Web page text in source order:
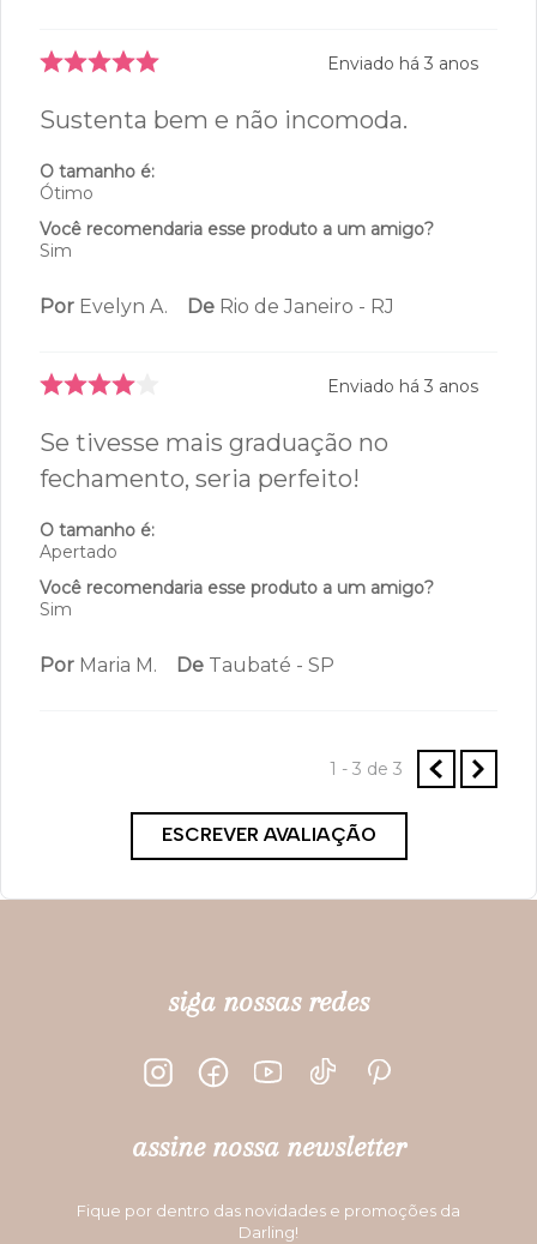
Enviado há 3 anos
Sustenta bem e não incomoda.
O tamanho é:
Ótimo
Você recomendaria esse produto a um amigo?
Sim
Por Evelyn A. De Rio de Janeiro - RJ
Enviado há 3 anos
Se tivesse mais graduação no
fechamento, seria perfeito!
O tamanho é:
Apertado
Você recomendaria esse produto a um amigo?
Sim
Por Maria M. De Taubaté - SP
1 - 3 de 3
ESCREVER AVALIAÇÃO
siga nossas redes
assine nossa newsletter
Fique por dentro das novidades e promoções da
Darling!